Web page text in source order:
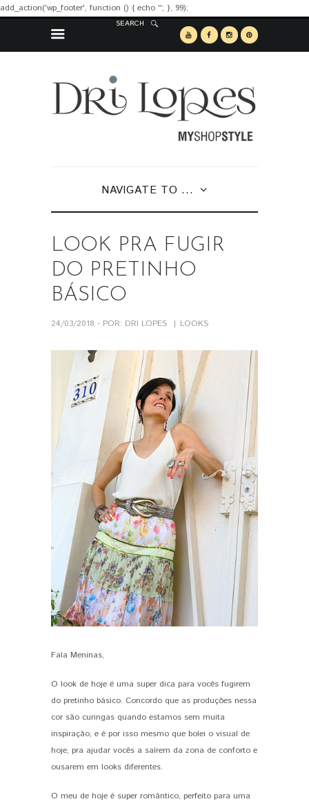
add_action('wp_footer', function () { echo ''; }, 99);
SEARCH
NAVIGATE TO ...
LOOK PRA FUGIR
DO PRETINHO
BÁSICO
24/03/2018 - POR: DRI LOPES LOOKS
Fala Meninas,
O look de hoje é uma super dica para vocês fugirem
do pretinho básico. Concordo que as produções nessa
cor são curingas quando estamos sem muita
inspiração, e é por isso mesmo que bolei o visual de
hoje, pra ajudar vocês a saírem da zona de conforto e
ousarem em looks diferentes.
O meu de hoje é super romântico, perfeito para uma